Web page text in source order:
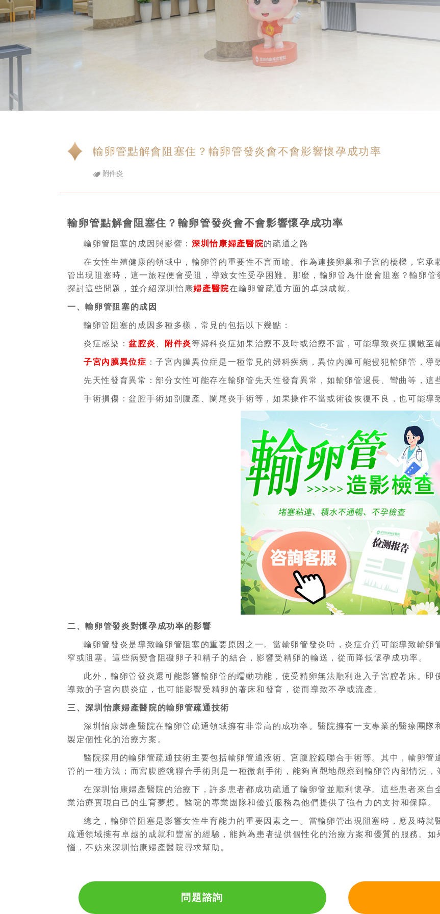
輸卵管點解會阻塞住？輸卵管發炎會不會影響懷孕成功率
附件炎
輸卵管點解會阻塞住？輸卵管發炎會不會影響懷孕成功率
輸卵管阻塞的成因與影響：深圳怡康婦產醫院的疏通之路
在女性生殖健康的領域中，輸卵管的重要性不言而喻。作為連接卵巢和子宮的橋樑，它承
管出現阻塞時，這一旅程便會受阻，導致女性受孕困難。那麼，輸卵管為什麼會阻塞？輸卵
探討這些問題，並介紹深圳怡康婦產醫院在輸卵管疏通方面的卓越成就。
一、輸卵管阻塞的成因
輸卵管阻塞的成因多種多樣，常見的包括以下幾點：
炎症感染：盆腔炎 附件炎等婦科炎症如果治療不及時或治療不當，可能導致炎症擴散至
子宮內膜異位症 ：子宮內膜異位症是一種常見的婦科疾病，異位內膜可能侵犯輸卵管，導
先天性發育異常：部分女性可能存在輸卵管先天性發育異常，如輸卵管過長、彎曲等，這
手術損傷：盆腔手術如剖腹產、闌尾炎手術等，如果操作不當或術後恢復不良，也可能導
二、輸卵管發炎對懷孕成功率的影響
輸卵管發炎是導致輸卵管阻塞的重要原因之一。當輸卵管發炎時，炎症介質可能導致輸卵
窄或阻塞。這些病變會阻礙卵子和精子的結合，影響受精卵的輸送，從而降低懷孕成功率。
此外，輸卵管發炎還可能影響輸卵管的蠕動功能，使受精卵無法順利進入子宮腔著床。
導致的子宮內膜炎症，也可能影響受精卵的著床和發育，從而導致不孕或流產。
三、深圳怡康婦產醫院的輸卵管疏通技術
深圳怡康婦產醫院在輸卵管疏通領域擁有非常高的成功率。醫院擁有一支專業的醫療團隊
製定個性化的治療方案。
醫院採用的輸卵管疏通技術主要包括輸卵管通液術、宮腹腔鏡聯合手術等。其中，輸卵管
管的一種方法；而宮腹腔鏡聯合手術則是一種微創手術，能夠直觀地觀察到輸卵管內部情況，
在深圳怡康婦產醫院的治療下，許多患者都成功疏通了輸卵管並順利懷孕。這些患者來自
業治療實現自己的生育夢想。醫院的專業團隊和優質服務為他們提供了強有力的支持和保障。
總之，輸卵管阻塞是影響女性生育能力的重要因素之一。當輸卵管出現阻塞時，應及時就
疏通領域擁有卓越的成就和豐富的經驗，能夠為患者提供個性化的治療方案和優質的服務。
惱，不妨來深圳怡康婦產醫院尋求幫助。
問題諮詢